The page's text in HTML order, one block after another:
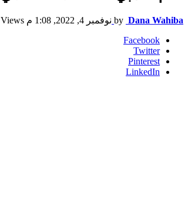
by Dana Wahiba نوفمبر 4, 2022, 1:08 م
Views
Facebook
Twitter
Pinterest
LinkedIn